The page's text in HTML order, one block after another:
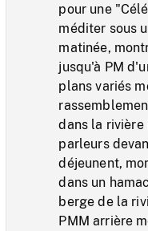
pour une
méditer sous
matinée,
jusqu'à PM
plans variés
dans la rivière
parleurs
déjeunent,
dans un
berge de la
PMM arrière